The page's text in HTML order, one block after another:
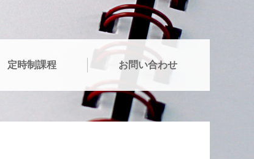
定時制課程 お問い合わせ